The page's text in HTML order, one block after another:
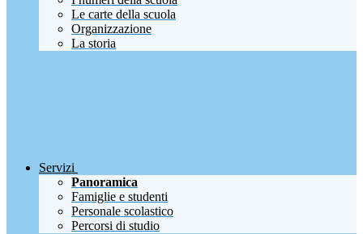
Le carte della scuola
Organizzazione
La storia
Servizi
Panoramica
Famiglie e studenti
Personale scolastico
Percorsi di studio